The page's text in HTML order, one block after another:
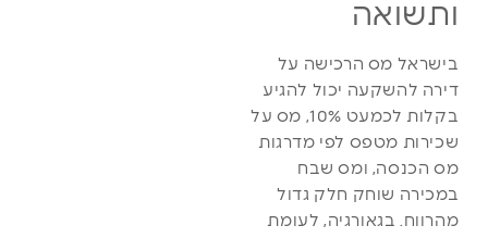
ותשואה
בישראל מס הרכישה על
דירה להשקעה יכול להגיע
בקלות לכמעט 10%, מס על
שכירות מטפס לפי מדרגות
מס הכנסה, ומס שבח
במכירה שוחק חלק גדול
מהרווח. בגאורגיה, לעומת